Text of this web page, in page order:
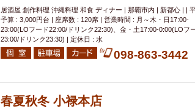
居酒屋 創作料理 沖縄料理 和食 ディナー | 那覇市内 | 新都心 | |
予算 : 3,000円台 | 座席数 : 120席 | 営業時間 : 月～木・日17:00-
23:00(LOフード22:00/ドリンク22:30)、金・土17:00-0:00(LOフ
23:00/ドリンク23:30) | 定休日 : 水
098-863-3442
春夏秋冬 小禄本店